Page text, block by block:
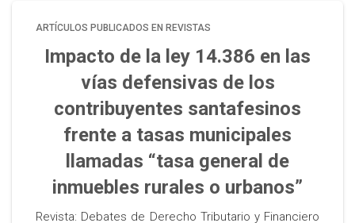
ARTÍCULOS PUBLICADOS EN REVISTAS
Impacto de la ley 14.386 en las
vías defensivas de los
contribuyentes santafesinos
frente a tasas municipales
llamadas “tasa general de
inmuebles rurales o urbanos”
Revista: Debates de Derecho Tributario y Financiero